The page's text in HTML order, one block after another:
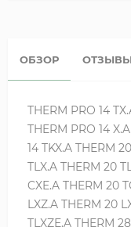
ОБЗОР
THERM PRO 14
THERM PRO 14
14 TKX.A THERM
TLX.A THERM 20
CXE.A THERM 20
LXZ.A THERM 20
TLXZE.A THERM